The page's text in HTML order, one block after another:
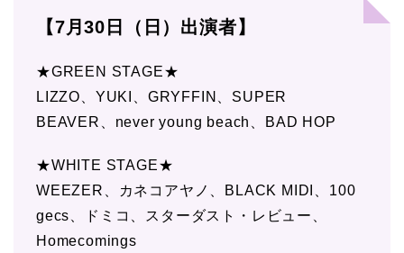
【7月30日（日）出演者】
★GREEN STAGE★
LIZZO、YUKI、GRYFFIN、SUPER
BEAVER、never young beach、BAD HOP
★WHITE STAGE★
WEEZER、カネコアヤノ、BLACK MIDI、100
gecs、ドミコ、スターダスト・レビュー、
Homecomings